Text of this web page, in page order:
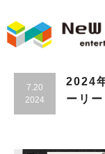
7.20
2024
2024
ーリ